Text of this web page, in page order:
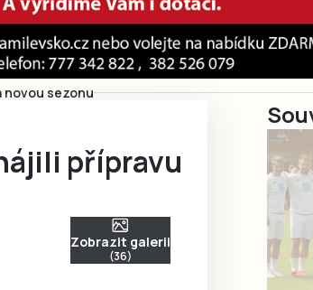
Ještě nemám
novou sezonu
přípravu
Zobrazit galerii
(36)